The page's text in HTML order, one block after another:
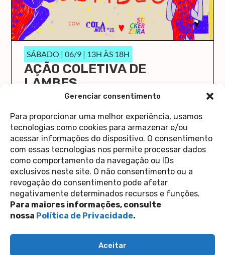
Gerenciar consentimento
Para proporcionar uma melhor experiência, usamos
tecnologias como cookies para armazenar e/ou
acessar informações do dispositivo. O consentimento
com essas tecnologias nos permite processar dados
como comportamento da navegação ou IDs
exclusivos neste site. O não consentimento ou a
revogação do consentimento pode afetar
negativamente determinados recursos e funções.
Para maiores informações, consulte
nossa Política de Privacidade.
Aceitar
SÁBADO | 06/9 | 13H ÀS 18H
AÇÃO COLETIVA DE
LAMBES
O Cola Aqui/Stick Here vai ocupar a Casa 1 de
saiba mais
Política de Privacidade
Perguntas Frequentes
copyright 2026